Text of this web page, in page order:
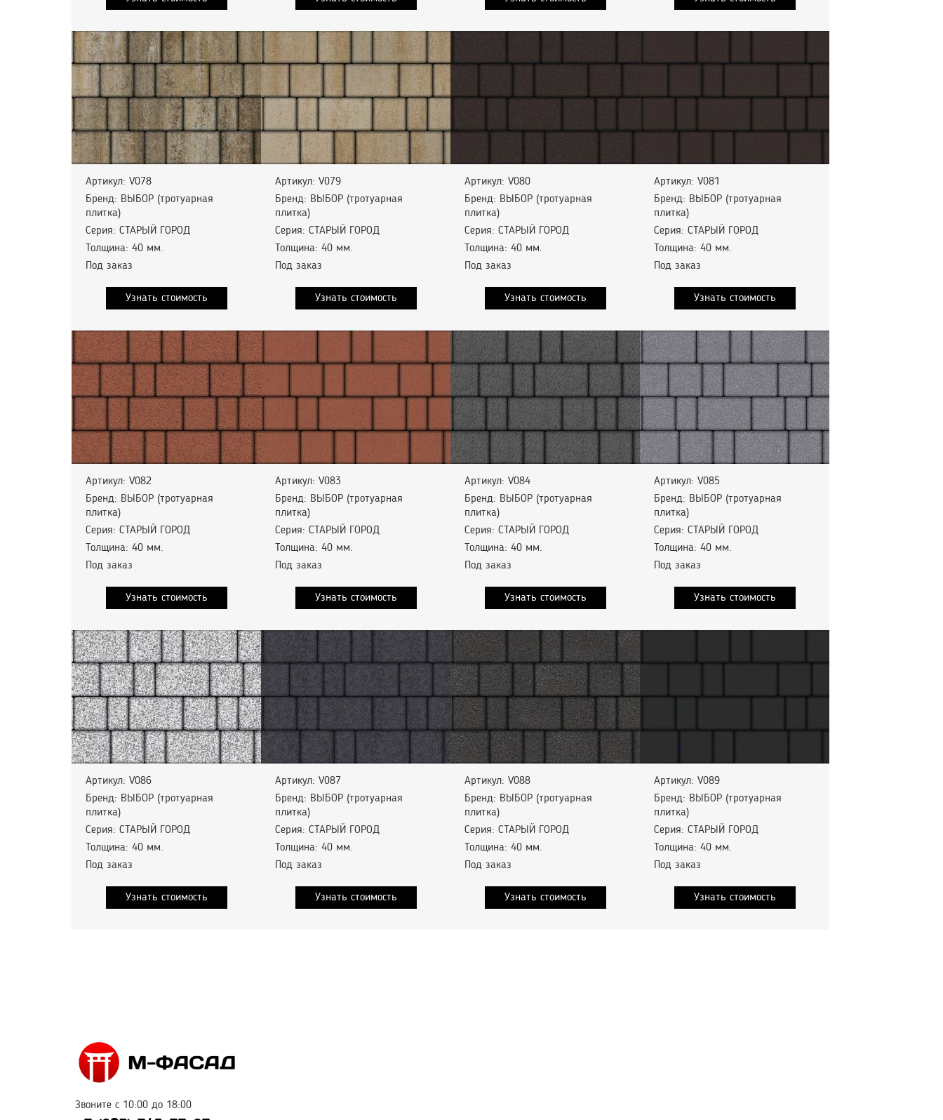
Артикул: V078
Бренд: ВЫБОР (тротуарная
плитка)
Серия: СТАРЫЙ ГОРОД
Толщина: 40 мм.
Под заказ
Узнать стоимость
Артикул: V079
Бренд: ВЫБОР (тротуарная
плитка)
Серия: СТАРЫЙ ГОРОД
Толщина: 40 мм.
Под заказ
Узнать стоимость
Артикул: V080
Бренд: ВЫБОР (тротуарная
плитка)
Серия: СТАРЫЙ ГОРОД
Толщина: 40 мм.
Под заказ
Узнать стоимость
Артикул: V081
Бренд: ВЫБОР (тротуарная
плитка)
Серия: СТАРЫЙ ГОРОД
Толщина: 40 мм.
Под заказ
Узнать стоимость
Артикул: V082
Бренд: ВЫБОР (тротуарная
плитка)
Серия: СТАРЫЙ ГОРОД
Толщина: 40 мм.
Под заказ
Узнать стоимость
Артикул: V083
Бренд: ВЫБОР (тротуарная
плитка)
Серия: СТАРЫЙ ГОРОД
Толщина: 40 мм.
Под заказ
Узнать стоимость
Артикул: V084
Бренд: ВЫБОР (тротуарная
плитка)
Серия: СТАРЫЙ ГОРОД
Толщина: 40 мм.
Под заказ
Узнать стоимость
Артикул: V085
Бренд: ВЫБОР (тротуарная
плитка)
Серия: СТАРЫЙ ГОРОД
Толщина: 40 мм.
Под заказ
Узнать стоимость
Артикул: V086
Бренд: ВЫБОР (тротуарная
плитка)
Серия: СТАРЫЙ ГОРОД
Толщина: 40 мм.
Под заказ
Узнать стоимость
Артикул: V087
Бренд: ВЫБОР (тротуарная
плитка)
Серия: СТАРЫЙ ГОРОД
Толщина: 40 мм.
Под заказ
Узнать стоимость
Артикул: V088
Бренд: ВЫБОР (тротуарная
плитка)
Серия: СТАРЫЙ ГОРОД
Толщина: 40 мм.
Под заказ
Узнать стоимость
Артикул: V089
Бренд: ВЫБОР (тротуарная
плитка)
Серия: СТАРЫЙ ГОРОД
Толщина: 40 мм.
Под заказ
Узнать стоимость
Звоните с 10:00 до 18:00